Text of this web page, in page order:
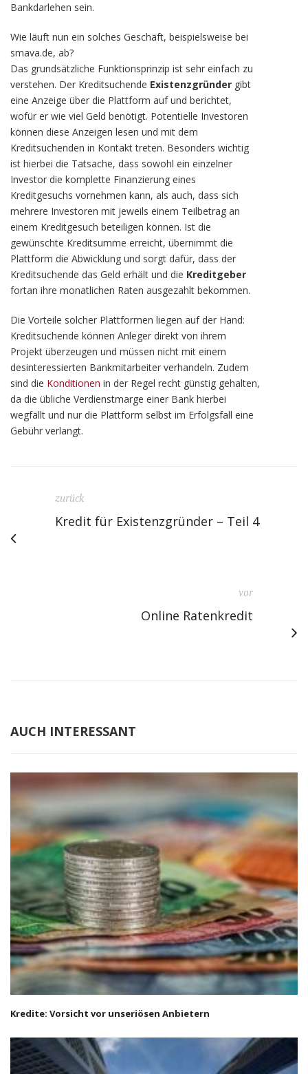
Bankdarlehen sein.
Wie läuft nun ein solches Geschäft, beispielsweise bei
smava.de, ab?
Das grundsätzliche Funktionsprinzip ist sehr einfach zu
verstehen. Der Kreditsuchende Existenzgründer gibt
eine Anzeige über die Plattform auf und berichtet,
wofür er wie viel Geld benötigt. Potentielle Investoren
können diese Anzeigen lesen und mit dem
Kreditsuchenden in Kontakt treten. Besonders wichtig
ist hierbei die Tatsache, dass sowohl ein einzelner
Investor die komplette Finanzierung eines
Kreditgesuchs vornehmen kann, als auch, dass sich
mehrere Investoren mit jeweils einem Teilbetrag an
einem Kreditgesuch beteiligen können. Ist die
gewünschte Kreditsumme erreicht, übernimmt die
Plattform die Abwicklung und sorgt dafür, dass der
Kreditsuchende das Geld erhält und die Kreditgeber
fortan ihre monatlichen Raten ausgezahlt bekommen.
Die Vorteile solcher Plattformen liegen auf der Hand:
Kreditsuchende können Anleger direkt von ihrem
Projekt überzeugen und müssen nicht mit einem
desinteressierten Bankmitarbeiter verhandeln. Zudem
sind die Konditionen in der Regel recht günstig gehalten,
da die übliche Verdienstmarge einer Bank hierbei
wegfällt und nur die Plattform selbst im Erfolgsfall eine
Gebühr verlangt.
zurück
Kredit für Existenzgründer – Teil 4
vor
Online Ratenkredit
AUCH INTERESSANT
Kredite: Vorsicht vor unseriösen Anbietern